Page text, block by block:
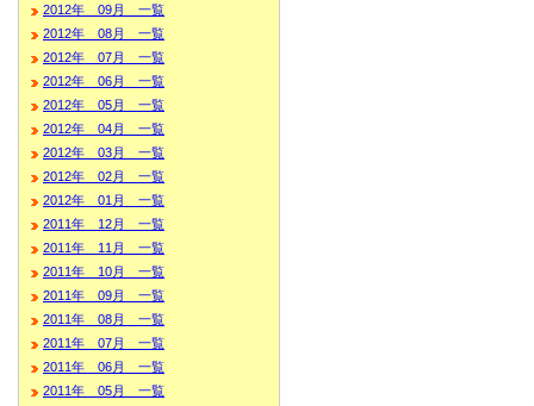
2012年 09月 一覧
2012年 08月 一覧
2012年 07月 一覧
2012年 06月 一覧
2012年 05月 一覧
2012年 04月 一覧
2012年 03月 一覧
2012年 02月 一覧
2012年 01月 一覧
2011年 12月 一覧
2011年 11月 一覧
2011年 10月 一覧
2011年 09月 一覧
2011年 08月 一覧
2011年 07月 一覧
2011年 06月 一覧
2011年 05月 一覧